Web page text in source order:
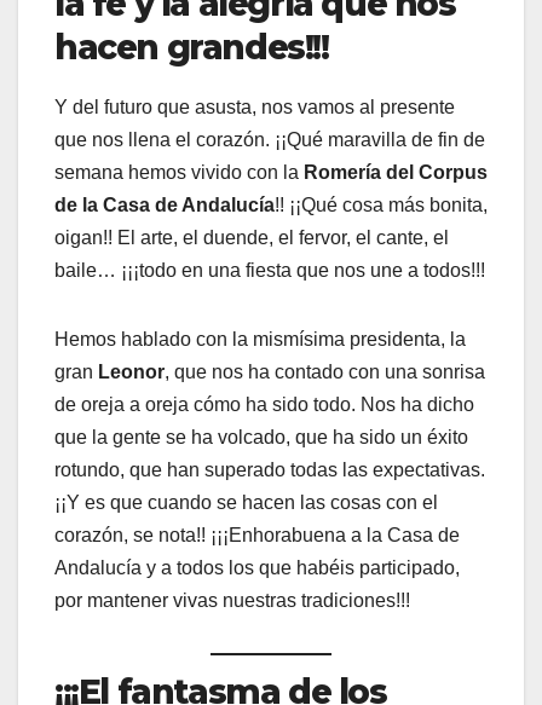
hacen grandes!!!
Y del futuro que asusta, nos vamos al presente
que nos llena el corazón. ¡¡Qué maravilla de fin de
semana hemos vivido con la Romería del Corpus
de la Casa de Andalucía!! ¡¡Qué cosa más bonita,
oigan!! El arte, el duende, el fervor, el cante, el
baile… ¡¡¡todo en una fiesta que nos une a todos!!!
Hemos hablado con la mismísima presidenta, la
gran Leonor, que nos ha contado con una sonrisa
de oreja a oreja cómo ha sido todo. Nos ha dicho
que la gente se ha volcado, que ha sido un éxito
rotundo, que han superado todas las expectativas.
¡¡Y es que cuando se hacen las cosas con el
corazón, se nota!! ¡¡¡Enhorabuena a la Casa de
Andalucía y a todos los que habéis participado,
por mantener vivas nuestras tradiciones!!!
¡¡¡El fantasma de los